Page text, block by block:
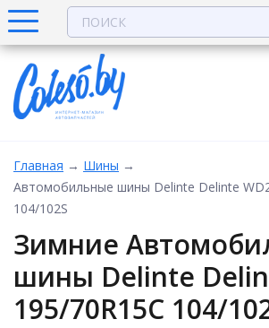
Главная → Шины →
Автомобильные шины Delinte Delinte
104/102S
Зимние
шины Delinte
195/70R15C 104/